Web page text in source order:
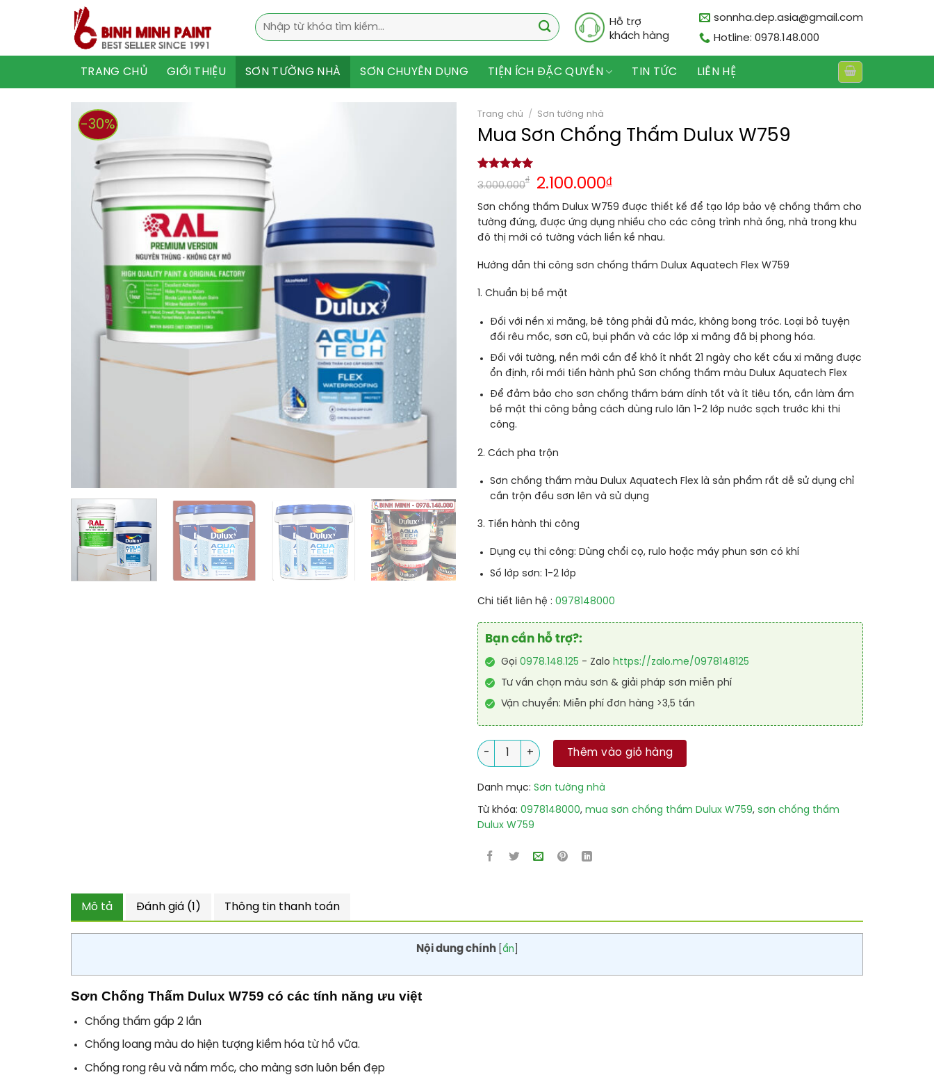
Tìm
kiếm:
Hỗ trợ
khách hàng
sonnha.dep.asia@gmail.com
Hotline: 0978.148.000
TRANG CHỦ GIỚI THIỆU SƠN TƯỜNG NHÀ SƠN CHUYÊN DỤNG TIỆN ÍCH ĐẶC QUYỀN TIN TỨC LIÊN HỆ
-30%
Trang chủ / Sơn tường nhà
Mua Sơn Chống Thấm Dulux W759
5.00trên 5
dựa trên
1
đánh giá
3.000.000
₫ 2.100.000₫
Sơn chống thấm Dulux W759 được thiết kế để tạo lớp bảo vệ chống thấm cho
tường đứng, được ứng dụng nhiều cho các công trình nhà ống, nhà trong khu
đô thị mới có tường vách liền kề nhau.
Hướng dẫn thi công sơn chống thấm Dulux Aquatech Flex W759
1. Chuẩn bị bề mặt
Đối với nền xi măng, bê tông phải đủ mác, không bong tróc. Loại bỏ tuyện
đối rêu mốc, sơn cũ, bụi phấn và các lớp xi măng đã bị phong hóa.
Đối với tường, nền mới cần để khô ít nhất 21 ngày cho kết cấu xi măng được
ổn định, rồi mới tiến hành phủSơn chống thấm màu Dulux Aquatech Flex
Để đảm bảo cho sơn chống thấm bám dính tốt và ít tiêu tốn, cần làm ẩm
bề mặt thi công bằng cách dùng rulo lăn 1-2 lớp nước sạch trước khi thi
công.
2. Cách pha trộn
Sơn chống thấm màu Dulux Aquatech Flex là sản phẩm rất dễ sử dụng chỉ
cần trộn đều sơn lên và sử dụng
3. Tiến hành thi công
Dụng cụ thi công: Dùng chổi cọ, rulo hoặc máy phun sơn có khí
Số lớp sơn: 1-2 lớp
Chi tiết liên hệ : 0978148000
Bạn cần hỗ trợ?:
Gọi 0978.148.125 - Zalo https://zalo.me/0978148125
Tư vấn chọn màu sơn & giải pháp sơn miễn phí
Vận chuyển: Miễn phí đơn hàng >3,5 tấn
Mua Sơn Chống Thấm Dulux W759 số lượng
Thêm vào giỏ hàng
Danh mục: Sơn tường nhà
Từ khóa: 0978148000, mua sơn chống thấm Dulux W759, sơn chống thấm
Dulux W759
Mô tả Đánh giá (1) Thông tin thanh toán
Nội dung chính ẩn
Sơn Chống Thấm Dulux W759 có các tính năng ưu việt
Chống thấm gấp 2 lần
Chống loang màu do hiện tượng kiềm hóa từ hồ vữa.
Chống rong rêu và nấm mốc, cho màng sơn luôn bền đẹp